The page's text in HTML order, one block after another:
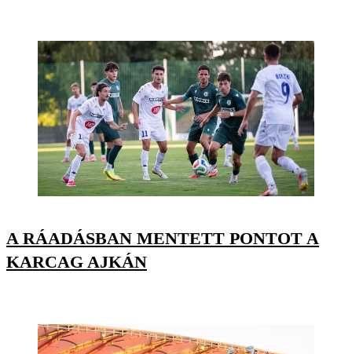
A RÁADÁSBAN MENTETT PONTOT A
KARCAG AJKÁN